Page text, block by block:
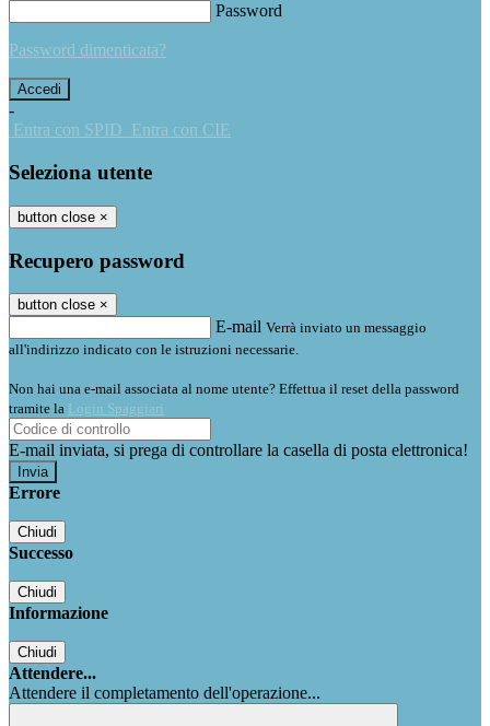
Password
Password dimenticata?
-
Entra con SPID Entra con CIE
Seleziona utente
button close ×
Recupero password
button close ×
E-mail Verrà inviato un messaggio
all'indirizzo indicato con le istruzioni necessarie.
Non hai una e-mail associata al nome utente? Effettua il reset della password
tramite la Login Spaggiari
E-mail inviata, si prega di controllare la casella di posta elettronica!
Errore
Chiudi
Successo
Chiudi
Informazione
Chiudi
Attendere...
Attendere il completamento dell'operazione...